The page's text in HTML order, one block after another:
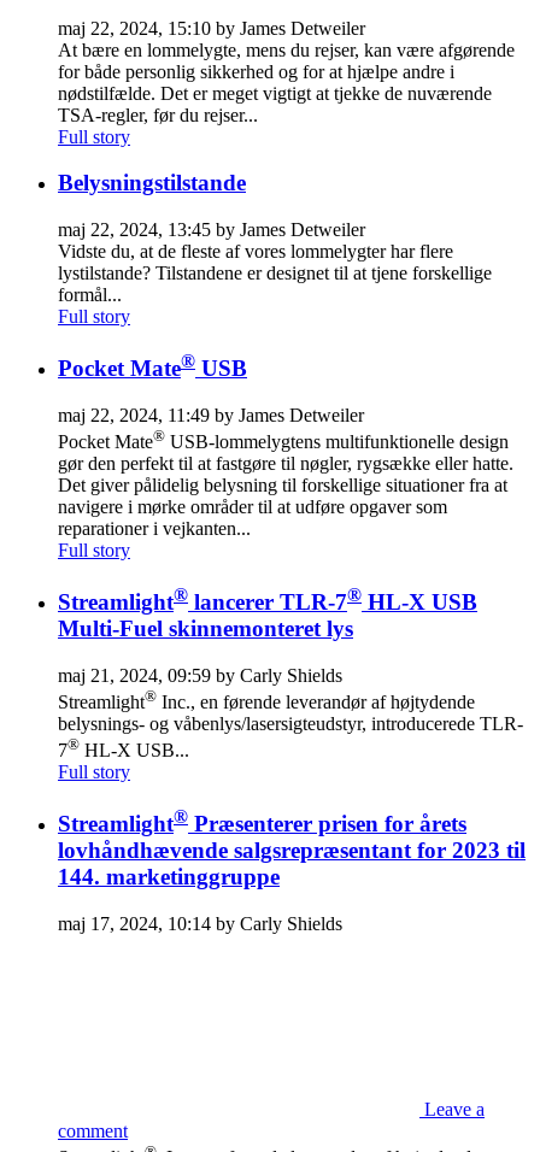
maj 22, 2024, 15:10 by James Detweiler
At bære en lommelygte, mens du rejser, kan være afgørende
for både personlig sikkerhed og for at hjælpe andre i
nødstilfælde. Det er meget vigtigt at tjekke de nuværende
TSA-regler, før du rejser...
Full story
Belysningstilstande
maj 22, 2024, 13:45 by James Detweiler
Vidste du, at de fleste af vores lommelygter har flere
lystilstande? Tilstandene er designet til at tjene forskellige
formål...
Full story
Pocket Mate® USB
maj 22, 2024, 11:49 by James Detweiler
Pocket Mate® USB-lommelygtens multifunktionelle design
gør den perfekt til at fastgøre til nøgler, rygsække eller hatte.
Det giver pålidelig belysning til forskellige situationer fra at
navigere i mørke områder til at udføre opgaver som
reparationer i vejkanten...
Full story
Streamlight® lancerer TLR-7® HL-X USB
Multi-Fuel skinnemonteret lys
maj 21, 2024, 09:59 by Carly Shields
Streamlight® Inc., en førende leverandør af højtydende
belysnings- og våbenlys/lasersigteudstyr, introducerede TLR-
7® HL-X USB...
Full story
Streamlight® Præsenterer prisen for årets
lovhåndhævende salgsrepræsentant for 2023 til
144. marketinggruppe
maj 17, 2024, 10:14 by Carly Shields
Leave a
comment